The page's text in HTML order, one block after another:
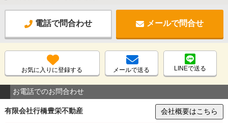
電話で問合わせ メールで問合せ
お気に入りに登録する メールで送る LINEで送る
お電話でのお問合わせ
有限会社行橋豊栄不動産 会社概要はこちら